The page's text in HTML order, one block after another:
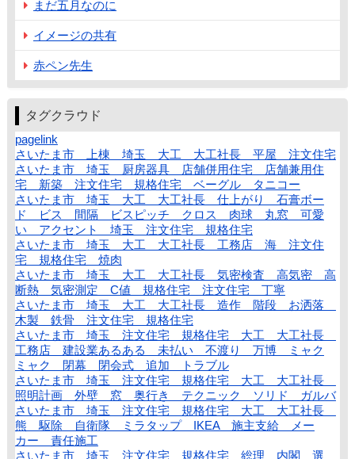
まだ五月なのに
イメージの共有
赤ペン先生
タグクラウド
pagelink
さいたま市 上棟 埼玉 大工 大工社長 平屋 注文住宅
さいたま市 埼玉 厨房器具 店舗併用住宅 店舗兼用住
宅 新築 注文住宅 規格住宅 ベーグル タニコー
さいたま市 埼玉 大工 大工社長 仕上がり 石膏ボー
ド ビス 間隔 ビスピッチ クロス 肉球 丸窓 可愛
い アクセント 埼玉 注文住宅 規格住宅
さいたま市 埼玉 大工 大工社長 工務店 海 注文住
宅 規格住宅 焼肉
さいたま市 埼玉 大工 大工社長 気密検査 高気密 高
断熱 気密測定 C値 規格住宅 注文住宅 丁寧
さいたま市 埼玉 大工 大工社長 造作 階段 お洒落
木製 鉄骨 注文住宅 規格住宅
さいたま市 埼玉 注文住宅 規格住宅 大工 大工社長
工務店 建設業あるある 未払い 不渡り 万博 ミャク
ミャク 閉幕 閉会式 追加 トラブル
さいたま市 埼玉 注文住宅 規格住宅 大工 大工社長
照明計画 外壁 窓 奥行き テクニック ソリド ガルバ
さいたま市 埼玉 注文住宅 規格住宅 大工 大工社長
熊 駆除 自衛隊 ミラタップ IKEA 施主支給 メー
カー 責任施工
さいたま市 埼玉 注文住宅 規格住宅 総理 内閣 選